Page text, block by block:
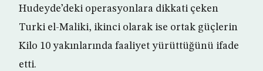
Hudeyde’deki operasyonlara dikkati çeken
Turki el-Maliki, ikinci olarak ise ortak güçlerin
Kilo 10 yakınlarında faaliyet yürüttüğünü ifade
etti.